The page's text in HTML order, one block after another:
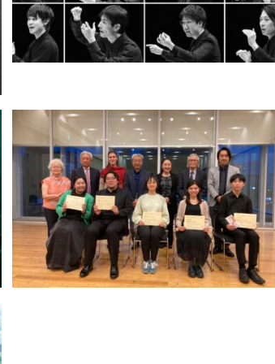
2025 第9回 若い指揮者のための合唱
指揮コンクール【本選】｜長澤直子